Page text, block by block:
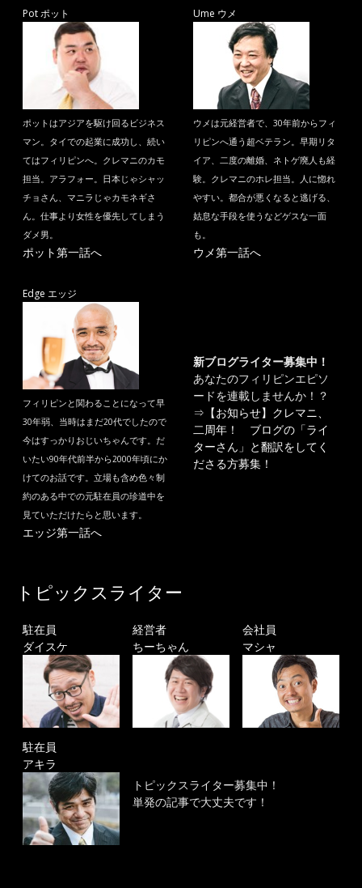
Pot ポット
ポットはアジアを駆け回るビジネス
マン。タイでの起業に成功し、続い
てはフィリピンへ。クレマニのカモ
担当。アラフォー。日本じゃシャッ
チョさん、マニラじゃカモネギさ
ん。仕事より女性を優先してしまう
ダメ男。
ポット第一話へ
Ume ウメ
ウメは元経営者で、30年前からフィ
リピンへ通う超ベテラン。早期リタ
イア、二度の離婚、ネトゲ廃人も経
験。クレマニのホレ担当。人に惚れ
やすい。都合が悪くなると逃げる、
姑息な手段を使うなどゲスな一面
も。
ウメ第一話へ
Edge エッジ
フィリピンと関わることになって早
30年弱、当時はまだ20代でしたので
今はすっかりおじいちゃんです。だ
いたい90年代前半から2000年頃にか
けてのお話です。立場も含め色々制
約のある中での元駐在員の珍道中を
見ていただけたらと思います。
エッジ第一話へ
新ブログライター募集中！
あなたのフィリピンエピソ
ードを連載しませんか！？
⇒ 【お知らせ】クレマニ、
二周年！ ブログの「ライ
ターさん」と翻訳をしてく
ださる方募集！
トピックスライター
駐在員
ダイスケ
経営者
ちーちゃん
会社員
マシャ
駐在員
アキラ
トピックスライター募集中！
単発の記事で大丈夫です！